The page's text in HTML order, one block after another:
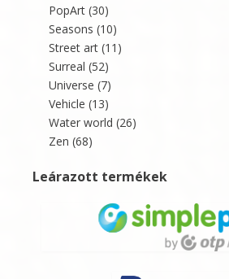
PopArt (30)
Seasons (10)
Street art (11)
Surreal (52)
Universe (7)
Vehicle (13)
Water world (26)
Zen (68)
Leárazott termékek